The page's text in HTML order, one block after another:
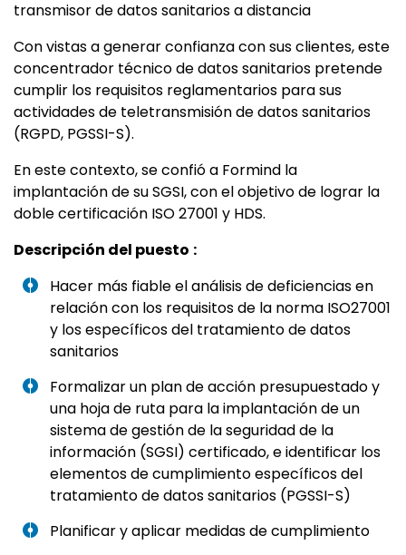
transmisor de datos sanitarios a distancia
Con vistas a generar confianza con sus clientes, este
concentrador técnico de datos sanitarios pretende
cumplir los requisitos reglamentarios para sus
actividades de teletransmisión de datos sanitarios
(RGPD, PGSSI-S).
En este contexto, se confió a Formind la
implantación de su SGSI, con el objetivo de lograr la
doble certificación ISO 27001 y HDS.
Descripción del puesto :
Hacer más fiable el análisis de deficiencias en
relación con los requisitos de la norma ISO27001
y los específicos del tratamiento de datos
sanitarios
Formalizar un plan de acción presupuestado y
una hoja de ruta para la implantación de un
sistema de gestión de la seguridad de la
información (SGSI) certificado, e identificar los
elementos de cumplimiento específicos del
tratamiento de datos sanitarios (PGSSI-S)
Planificar y aplicar medidas de cumplimiento